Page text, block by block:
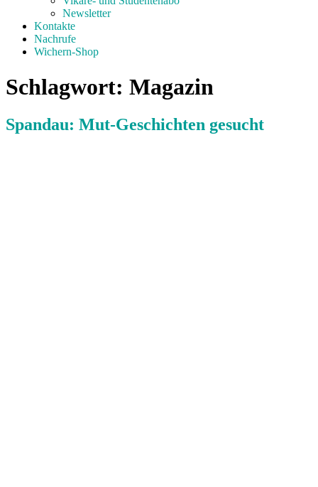
Newsletter
Kontakte
Nachrufe
Wichern-Shop
Schlagwort: Magazin
Spandau: Mut-Geschichten gesucht